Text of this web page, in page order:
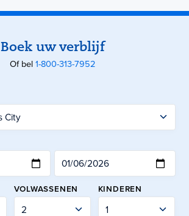
Boek uw verblijf
Of bel1-800-313-7952
VOLWASSENEN KINDEREN